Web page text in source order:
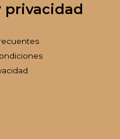
privacidad